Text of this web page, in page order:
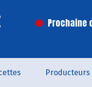
Prochaine
Producteurs